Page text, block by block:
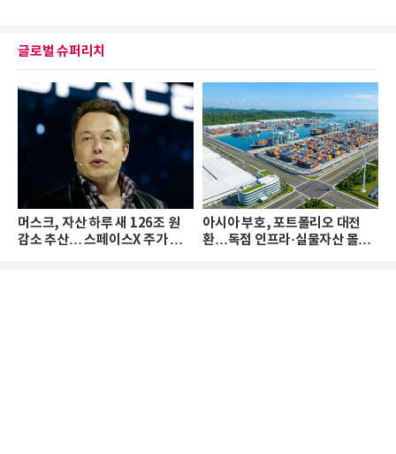
글로벌 슈퍼리치
머스크, 자산 하루 새 126조 원
감소 추산… 스페이스X 주가 하
아시아 부호, 포트폴리오 대전
환…독점 인프라·실물자산 몰린